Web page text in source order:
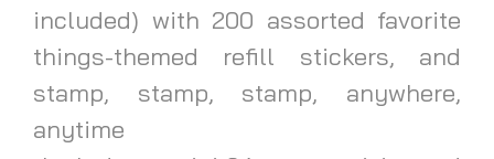
included) with 200 assorted favorite
things-themed refill stickers, and
stamp, stamp, stamp, anywhere,
anytime